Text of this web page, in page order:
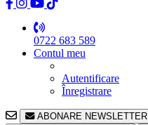
0722 683 589
Contul meu
Autentificare
Înregistrare
ABONARE NEWSLETTER